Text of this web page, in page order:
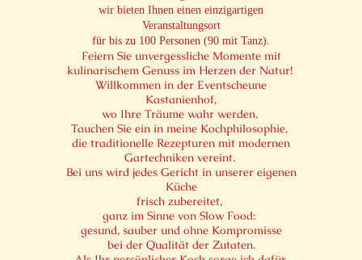
wir bieten Ihnen einen einzigartigen
Veranstaltungsort
für bis zu 100 Personen (90 mit Tanz).
Feiern Sie unvergessliche Momente mit
kulinarischem Genuss im Herzen der Natur!
Willkommen in der Eventscheune
Kastanienhof,
wo Ihre Träume wahr werden.
Tauchen Sie ein in meine Kochphilosophie,
die traditionelle Rezepturen mit modernen
Gartechniken vereint.
Bei uns wird jedes Gericht in unserer eigenen
Küche
frisch zubereitet,
ganz im Sinne von Slow Food:
gesund, sauber und ohne Kompromisse
bei der Qualität der Zutaten.